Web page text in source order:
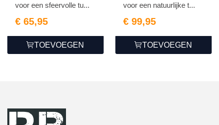
voor een sfeervolle tu...
€ 65,95
TOEVOEGEN
voor een natuurlijke t...
€ 99,95
TOEVOEGEN